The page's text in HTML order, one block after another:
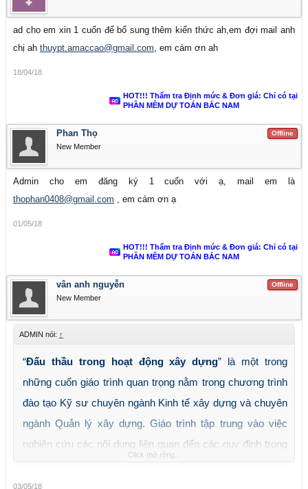
ad cho em xin 1 cuốn để bổ sung thêm kiến thức ah,em đợi mail anh
chị ah thuypt.amaccao@gmail.com, em cám ơn ah
18/04/18
HOT!!! Thẩm tra Định mức & Đơn giá: Chỉ có tại
PHẦN MỀM DỰ TOÁN BẮC NAM
Offline
Phan Thọ
New Member
Admin cho em đăng ký 1 cuốn với ạ, mail em là
thophan0408@gmail.com , em cám ơn ạ
01/05/18
HOT!!! Thẩm tra Định mức & Đơn giá: Chỉ có tại
PHẦN MỀM DỰ TOÁN BẮC NAM
Offline
vân anh nguyễn
New Member
ADMIN nói: ↑
“Đấu thầu trong hoạt động xây dựng” là một trong
những cuốn giáo trình quan trọng nằm trong chương trình
đào tạo Kỹ sư chuyên ngành Kinh tế xây dựng và chuyên
ngành Quản lý xây dựng. Giáo trình tập trung vào việc
nghiên cứu các nội dung liên quan đến các quy định trong
đấu thầu; các phương pháp Lập hồ sơ mời thầu; Lập hồ
sơ dự thầu và Đánh giá hồ sơ dự thầu.
Click mở rộng...
03/05/18